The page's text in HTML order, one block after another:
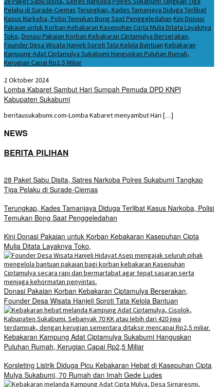
Pelaku di Surade-Ciemas Terungkap, Kades Tamanjaya Diduga Terlibat
Kasus Narkoba, Polisi Temukan Bong Saat Penggeledahan Kini Donasi
Pakaian untuk Korban Kebakaran Kasepuhan Cipta Mulia Ditata Layaknya
Toko, Donasi Pakaian Korban Kebakaran Ciptamulya Berserakan,
Founder Desa Wisata Hanjeli Soroti Tata Kelola Bantuan Kebakaran
Kampung Adat Ciptamulya Sukabumi Hanguskan Puluhan Rumah,
Kerugian Capai Rp2,5 Miliar
2 Oktober 2024
Lomba Kabaret Sambut Hari Sumpah Pemuda DPD KNPI
Kabupaten Sukabumi
beritausukabumi.com-Lomba Kabaret menyambut Hari […]
NEWS
BERITA PILIHAN
28 Paket Sabu Disita, Satres Narkoba Polres Sukabumi Tangkap
Tiga Pelaku di Surade-Ciemas
Terungkap, Kades Tamanjaya Diduga Terlibat Kasus Narkoba, Polisi
Temukan Bong Saat Penggeledahan
Kini Donasi Pakaian untuk Korban Kebakaran Kasepuhan Cipta
Mulia Ditata Layaknya Toko,
Donasi Pakaian Korban Kebakaran Ciptamulya Berserakan,
Founder Desa Wisata Hanjeli Soroti Tata Kelola Bantuan
Kebakaran Kampung Adat Ciptamulya Sukabumi Hanguskan
Puluhan Rumah, Kerugian Capai Rp2,5 Miliar
Korsleting Listrik Diduga Picu Kebakaran Hebat di Kasepuhan Cipta
Mulya Sukabumi, 70 Rumah dan Imah Gede Ludes